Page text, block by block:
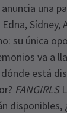
una
Sídney,
su única
va a
dónde está
FANGIRLS